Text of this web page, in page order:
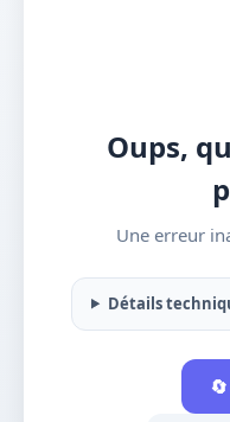
Oups,
Une erreur
Détails